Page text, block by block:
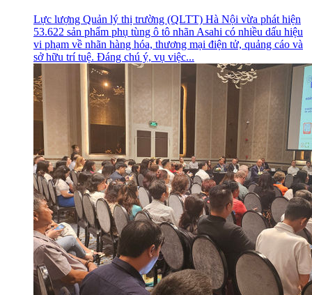
Lực lượng Quản lý thị trường (QLTT) Hà Nội vừa phát hiện
53.622 sản phẩm phụ tùng ô tô nhãn Asahi có nhiều dấu hiệu
vi phạm về nhãn hàng hóa, thương mại điện tử, quảng cáo và
sở hữu trí tuệ. Đáng chú ý, vụ việc...